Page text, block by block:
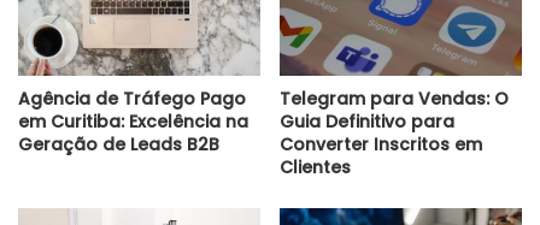
Agência de Tráfego Pago
em Curitiba: Excelência na
Geração de Leads B2B
Telegram para Vendas: O
Guia Definitivo para
Converter Inscritos em
Clientes